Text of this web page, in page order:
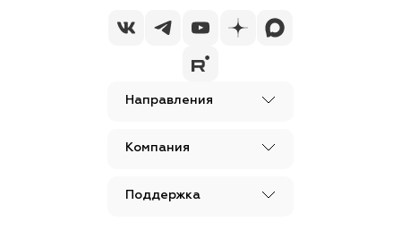
Направления
Компания
Поддержка